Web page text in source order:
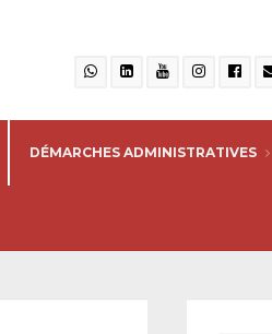
DÉMARCHES ADMINISTRATIVES